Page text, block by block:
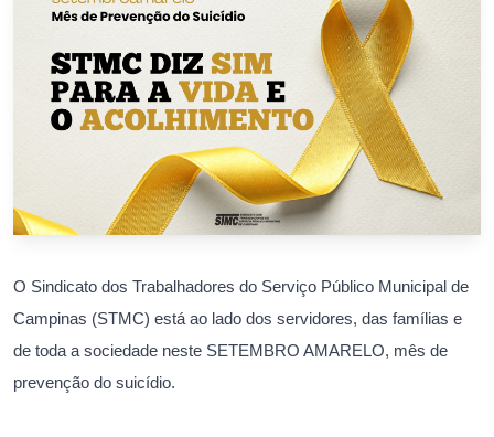
O Sindicato dos Trabalhadores do Serviço Público Municipal de
Campinas (STMC) está ao lado dos servidores, das famílias e
de toda a sociedade neste SETEMBRO AMARELO, mês de
prevenção do suicídio.